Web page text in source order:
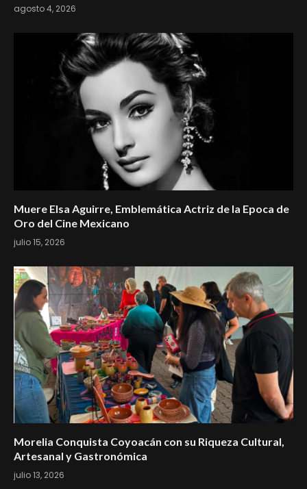
agosto 4, 2026
Muere Elsa Aguirre, Emblemática Actriz de la Epoca de
Oro del Cine Mexicano
julio 15, 2026
Morelia Conquista Coyoacán con su Riqueza Cultural,
Artesanal y Gastronómica
julio 13, 2026